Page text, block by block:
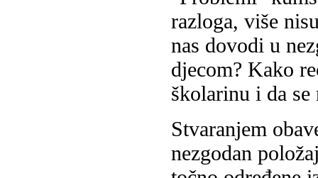
razloga, više
nas dovodi u
djecom? Kako
školarinu i da se
Stvaranjem
nezgodan